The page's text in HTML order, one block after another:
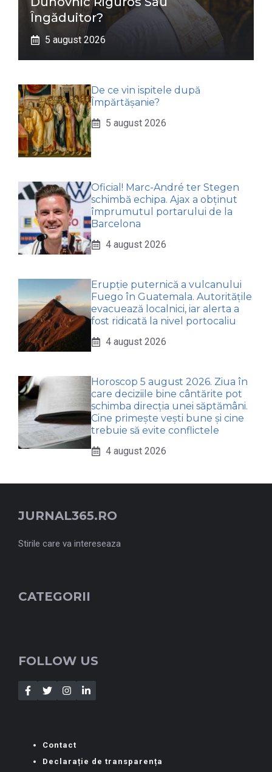
Îngăduitor?
5 august 2026
De ce vin ispitele după
Împărtășanie?
5 august 2026
Oficial! Marc-André ter Stegen
schimbă echipa. Ajax a obținut
împrumutul portarului de la
Barcelona
4 august 2026
Erupție puternică a vulcanului
Fuego în Guatemala. Autoritățile
evacuează localnici, iar alerta a
fost ridicată la nivel portocaliu
4 august 2026
Horoscop 5 august 2026. Ziua în
care deciziile bine cântărite pot
schimba direcția unei săptămâni.
Cine primește vești bune și cine
trebuie să evite conflictele
4 august 2026
JURNAL365.RO
Stirile care va intereseaza
CATEGORII
FOLLOW US
Contact
Declarație de transparența